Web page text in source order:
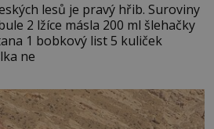
lesů je pravý hřib. Suroviny
2 lžíce másla 200 ml šlehačky
1 bobkový list 5 kuliček
ne